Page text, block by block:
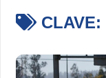
CLAVE: